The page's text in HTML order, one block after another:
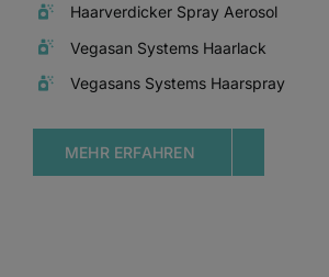
Haarverdicker Spray Aerosol
Vegasan Systems Haarlack
Vegasans Systems Haarspray
MEHR ERFAHREN